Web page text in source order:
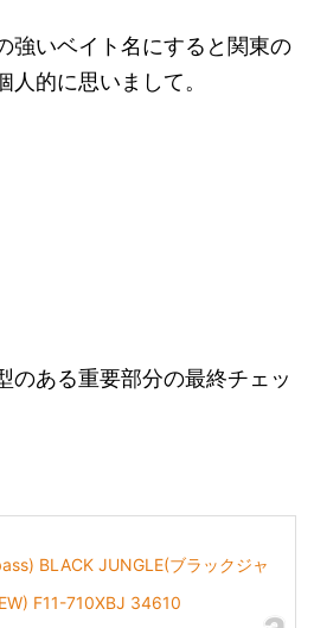
強いベイト名にすると関東の
的に思いまして。
のある重要部分の最終チェッ
BLACK JUNGLE(ブラックジャ
F11-710XBJ 34610